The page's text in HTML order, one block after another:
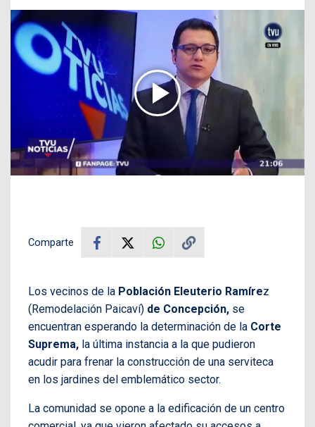
Comparte
Los vecinos de la Población Eleuterio Ramírez
(Remodelación Paicaví) de Concepción, se
encuentran esperando la determinación de la Corte
Suprema, la última instancia a la que pudieron
acudir para frenar la construcción de una serviteca
en los jardines del emblemático sector.
La comunidad se opone a la edificación de un centro